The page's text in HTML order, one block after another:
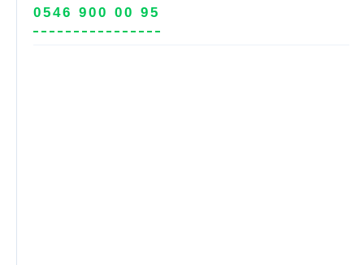
0546 900 00 95